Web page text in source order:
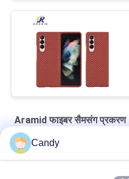
Aramid फाइबर सैमसंग प्रकरण
इको थिन टवील अरिमिड फाइबर सैमसंग
Candy